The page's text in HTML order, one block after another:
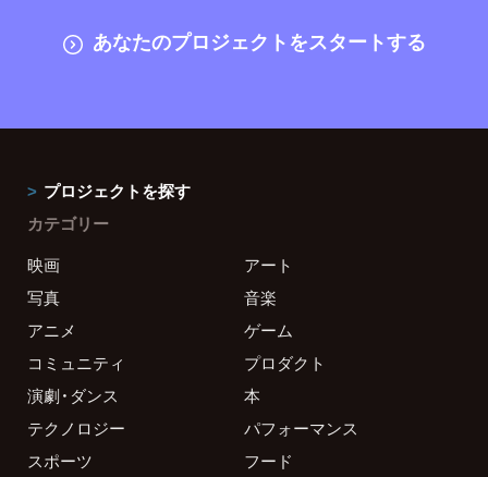
あなたのプロジェクトをスタートする
プロジェクトを探す
カテゴリー
映画
アート
写真
音楽
アニメ
ゲーム
コミュニティ
プロダクト
演劇・ダンス
本
テクノロジー
パフォーマンス
スポーツ
フード